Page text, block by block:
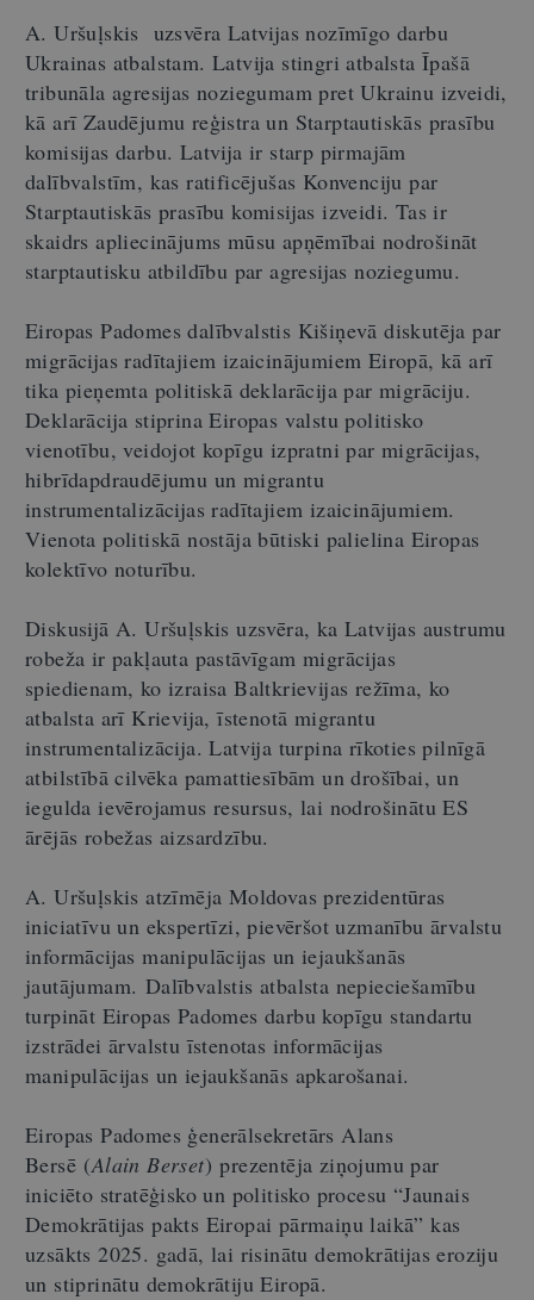
A. Uršuļskis uzsvēra Latvijas nozīmīgo darbu
Ukrainas atbalstam. Latvija stingri atbalsta Īpašā
tribunāla agresijas noziegumam pret Ukrainu izveidi,
kā arī Zaudējumu reģistra un Starptautiskās prasību
komisijas darbu. Latvija ir starp pirmajām
dalībvalstīm, kas ratificējušas Konvenciju par
Starptautiskās prasību komisijas izveidi. Tas ir
skaidrs apliecinājums mūsu apņēmībai nodrošināt
starptautisku atbildību par agresijas noziegumu.
Eiropas Padomes dalībvalstis Kišiņevā diskutēja par
migrācijas radītajiem izaicinājumiem Eiropā, kā arī
tika pieņemta politiskā deklarācija par migrāciju.
Deklarācija stiprina Eiropas valstu politisko
vienotību, veidojot kopīgu izpratni par migrācijas,
hibrīdapdraudējumu un migrantu
instrumentalizācijas radītajiem izaicinājumiem.
Vienota politiskā nostāja būtiski palielina Eiropas
kolektīvo noturību.
Diskusijā A. Uršuļskis uzsvēra, ka Latvijas austrumu
robeža ir pakļauta pastāvīgam migrācijas
spiedienam, ko izraisa Baltkrievijas režīma, ko
atbalsta arī Krievija, īstenotā migrantu
instrumentalizācija. Latvija turpina rīkoties pilnīgā
atbilstībā cilvēka pamattiesībām un drošībai, un
iegulda ievērojamus resursus, lai nodrošinātu ES
ārējās robežas aizsardzību.
A. Uršuļskis atzīmēja Moldovas prezidentūras
iniciatīvu un ekspertīzi, pievēršot uzmanību ārvalstu
informācijas manipulācijas un iejaukšanās
jautājumam. Dalībvalstis atbalsta nepieciešamību
turpināt Eiropas Padomes darbu kopīgu standartu
izstrādei ārvalstu īstenotas informācijas
manipulācijas un iejaukšanās apkarošanai.
Eiropas Padomes ģenerālsekretārs Alans
Bersē (Alain Berset) prezentēja ziņojumu par
iniciēto stratēģisko un politisko procesu “Jaunais
Demokrātijas pakts Eiropai pārmaiņu laikā” kas
uzsākts 2025. gadā, lai risinātu demokrātijas eroziju
un stiprinātu demokrātiju Eiropā.